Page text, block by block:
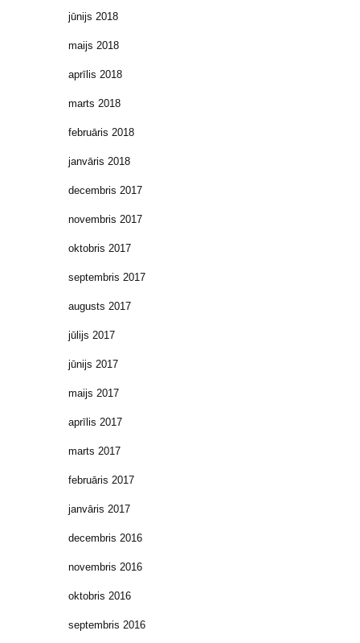
jūnijs 2018
maijs 2018
aprīlis 2018
marts 2018
februāris 2018
janvāris 2018
decembris 2017
novembris 2017
oktobris 2017
septembris 2017
augusts 2017
jūlijs 2017
jūnijs 2017
maijs 2017
aprīlis 2017
marts 2017
februāris 2017
janvāris 2017
decembris 2016
novembris 2016
oktobris 2016
septembris 2016